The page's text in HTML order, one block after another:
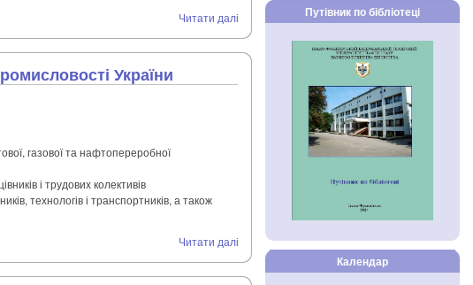
Читати далі
України
газової та нафтопереробної
і трудових колективів
технологів і транспортників, а також
Читати далі
Путівник по бібліотеці
Календар